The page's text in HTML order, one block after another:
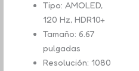
Tipo: AMOLED,
120 Hz, HDR10+
Tamaño: 6.67
pulgadas
Resolución: 1080